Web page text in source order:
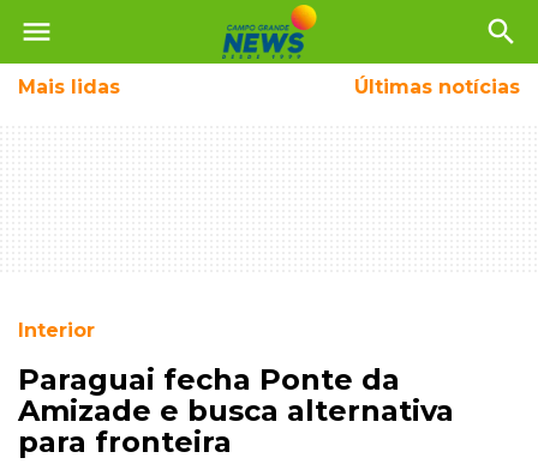
menu search
Mais lidas Últimas notícias
Interior
Paraguai fecha Ponte da
Amizade e busca alternativa
para fronteira